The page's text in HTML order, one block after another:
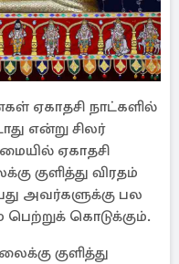
ஏகாதசி நாட்களில்
என்று சிலர்
ஏகாதசி
குளித்து விரதம்
அவர்களுக்கு பல
கொடுக்கும்.
குளித்து